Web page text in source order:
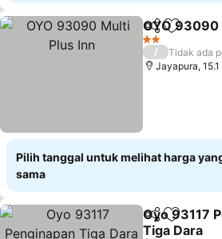
Bagikan
OYO 93090
2 Bintang
/
Tidak ada
Jayapura,
Pilih tanggal untuk melihat harga
sama
Bagikan
Oyo 93117
Tiga Dara